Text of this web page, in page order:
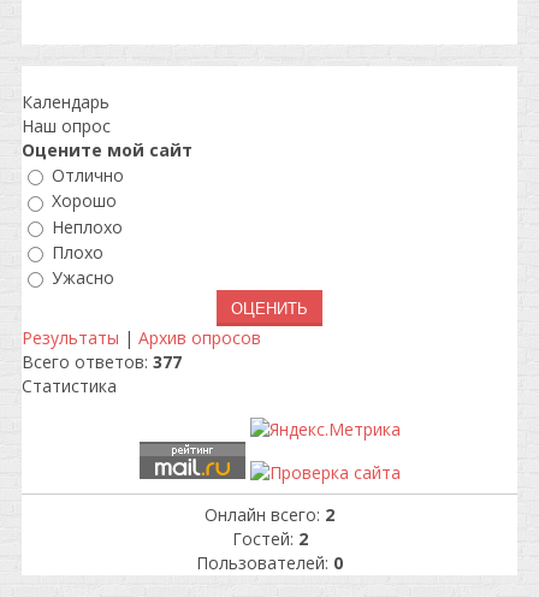
Календарь
Наш опрос
Оцените мой сайт
Отлично
Хорошо
Неплохо
Плохо
Ужасно
Результаты | Архив опросов
Всего ответов: 377
Статистика
Онлайн всего: 2
Гостей: 2
Пользователей: 0